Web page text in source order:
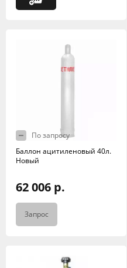
По запросу
Баллон ацитиленовый 40л.
Новый
62 006 р.
Запрос